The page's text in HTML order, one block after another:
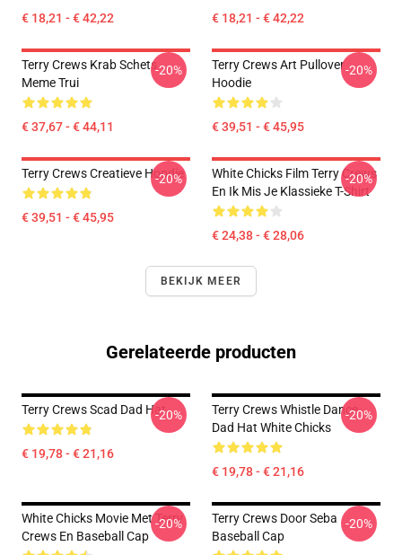
€ 18,21 - € 42,22 € 18,21 - € 42,22
Terry Crews Krab Schets
Meme Trui
€ 37,67 - € 44,11
-20%
Terry Crews Art Pullover
Hoodie
€ 39,51 - € 45,95
-20%
Terry Crews Creatieve Hoodie
€ 39,51 - € 45,95
-20%
White Chicks Film Terry Crews
En Ik Mis Je Klassieke T-Shirt
€ 24,38 - € 28,06
-20%
BEKIJK MEER
Gerelateerde producten
Terry Crews Scad Dad Hat
€ 19,78 - € 21,16
-20%
Terry Crews Whistle Dance
Dad Hat White Chicks
€ 19,78 - € 21,16
-20%
White Chicks Movie Met Terry
Crews En Baseball Cap
-20%
Terry Crews Door Seba
Baseball Cap
-20%